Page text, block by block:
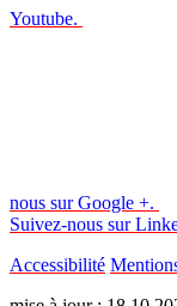
Youtube.
nous sur Google +.
Suivez-nous sur
Accessibilité